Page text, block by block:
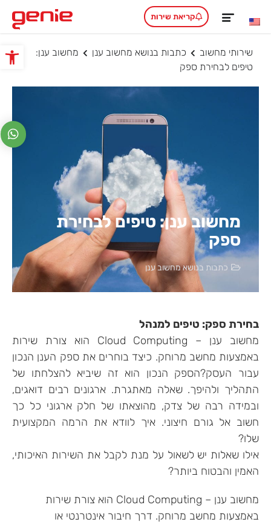
פתח
קריאת שירות
שירותי מחשוב כתבות בנושא מחשוב ענן
מחשוב ענן:
טיפים לבחירת ספק
מחשוב ענן: טיפים לבחירת
ספק
כתבות בנושא מחשוב ענן
בחירת ספק: טיפים למנהל
מחשוב ענן – Cloud Computing הוא צורת שירות
באמצעות מחשב מרוחק. כיצד בוחרים את ספק הענן הנכון
עבור העסק?הספק הנכון הוא זה שיביא להצלחתו של
התהליך ולהיפך. שאלה מאתגרת. ארגונים רבים דואגים,
ובמידה רבה של צדק, מהוצאתו של חלק ארגוני כל כך
חשוב אל גורם חיצוני. איך לוודא את הרמה המקצועית
שלו?
אילו שאלות יש לשאול על מנת לקבל את השירות האיכותי,
האמין והבטוח ביותר?
מחשוב ענן – Cloud Computing הוא צורת שירות
באמצעות מחשב מרוחק. דרך חיבור אינטרנטי או